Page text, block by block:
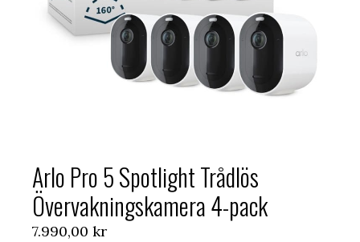
Arlo Pro 5 Spotlight Trådlös
Övervakningskamera 4-pack
7.990,00 kr